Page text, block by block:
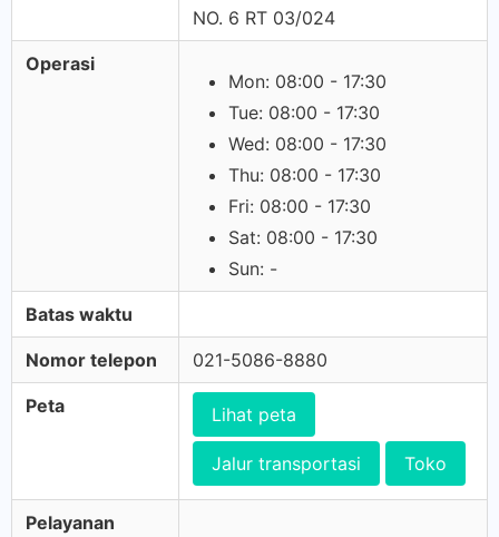
NO. 6 RT 03/024
Operasi
Mon: 08:00 - 17:30
Tue: 08:00 - 17:30
Wed: 08:00 - 17:30
Thu: 08:00 - 17:30
Fri: 08:00 - 17:30
Sat: 08:00 - 17:30
Sun: -
Batas waktu
Nomor telepon 021-5086-8880
Peta Lihat peta
Jalur transportasi Toko
Pelayanan